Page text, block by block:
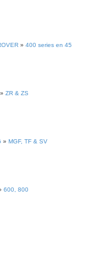
» 400 series en 45
» ZR & ZS
» MGF, TF & SV
600, 800